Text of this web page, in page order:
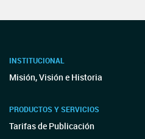
INSTITUCIONAL
Misión, Visión e Historia
PRODUCTOS Y SERVICIOS
Tarifas de Publicación